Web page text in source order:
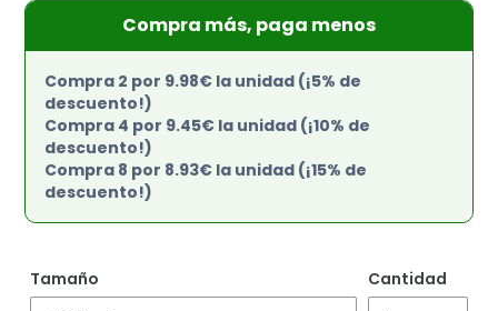
Compra más, paga menos
Compra 2 por 9.98€ la unidad (¡5% de
descuento!)
Compra 4 por 9.45€ la unidad (¡10% de
descuento!)
Compra 8 por 8.93€ la unidad (¡15% de
descuento!)
Tamaño Cantidad